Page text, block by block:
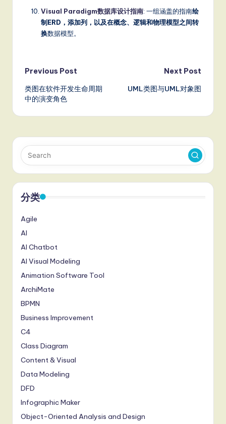
Visual Paradigm数据库设计指南: 一组涵盖的指南绘
制ERD，添加列，以及在概念、逻辑和物理模型之间转
换数据模型。
Post
navigation
Previous Post
类图在软件开发生命周期
中的演变角色
Next Post
UML类图与UML对象图
分类
Agile
AI
AI Chatbot
AI Visual Modeling
Animation Software Tool
ArchiMate
BPMN
Business Improvement
C4
Class Diagram
Content & Visual
Data Modeling
DFD
Infographic Maker
Object-Oriented Analysis and Design